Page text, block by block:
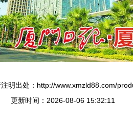
明出处：http://www.xmzld88.com/
更新时间：2026-08-06 15:32:11